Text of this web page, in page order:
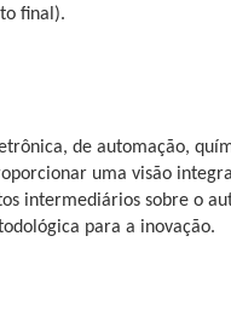
final).
de automação,
uma visão
intermediários sobre o
para a inovação.